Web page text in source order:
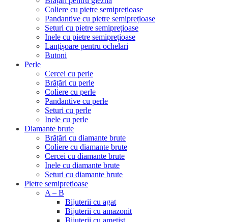
Coliere cu pietre semiprețioase
Pandantive cu pietre semiprețioase
Seturi cu pietre semiprețioase
Inele cu pietre semiprețioase
Lanțișoare pentru ochelari
Butoni
Perle
Cercei cu perle
Brățări cu perle
Coliere cu perle
Pandantive cu perle
Seturi cu perle
Inele cu perle
Diamante brute
Brățări cu diamante brute
Coliere cu diamante brute
Cercei cu diamante brute
Inele cu diamante brute
Seturi cu diamante brute
Pietre semiprețioase
A – B
Bijuterii cu agat
Bijuterii cu amazonit
Bijuterii cu ametist